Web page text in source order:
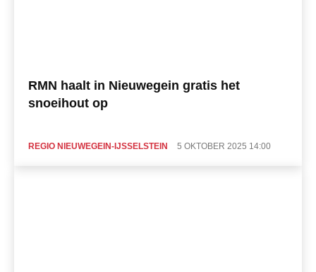
RMN haalt in Nieuwegein gratis het
snoeihout op
REGIO NIEUWEGEIN-IJSSELSTEIN 5 OKTOBER 2025 14:00